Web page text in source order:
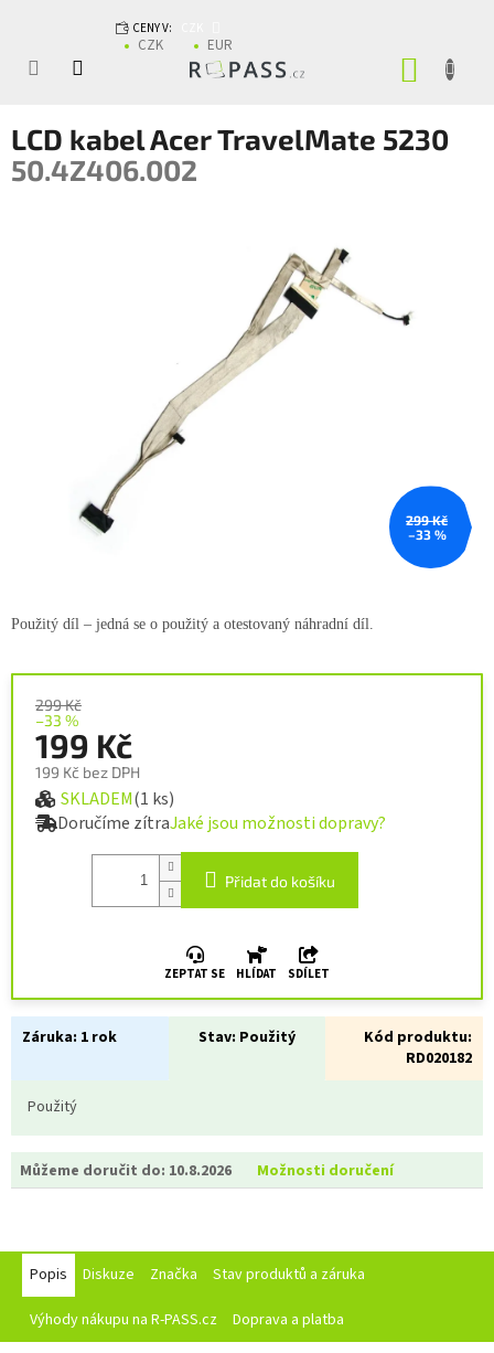
CENY V:
CZK EUR
LCD kabel Acer TravelMate 5230
50.4Z406.002
299 Kč
–33 %
299 Kč
–33 %
199 Kč
199 Kč bez DPH
Měrná cena:
SKLADEM(1 ks)
Doručíme zítraJaké jsou možnosti dopravy?
Přidat do košíku
ZEPTAT SE HLÍDAT SDÍLET
Záruka: 1 rok Stav: Použitý
Kód produktu:
RD020182
Použitý
Můžeme doručit do: 10.8.2026 Možnosti doručení
Použitý díl – jedná se o použitý a otestovaný náhradní díl.
Popis Diskuze Značka Stav produktů a záruka
Výhody nákupu na R-PASS.cz Doprava a platba